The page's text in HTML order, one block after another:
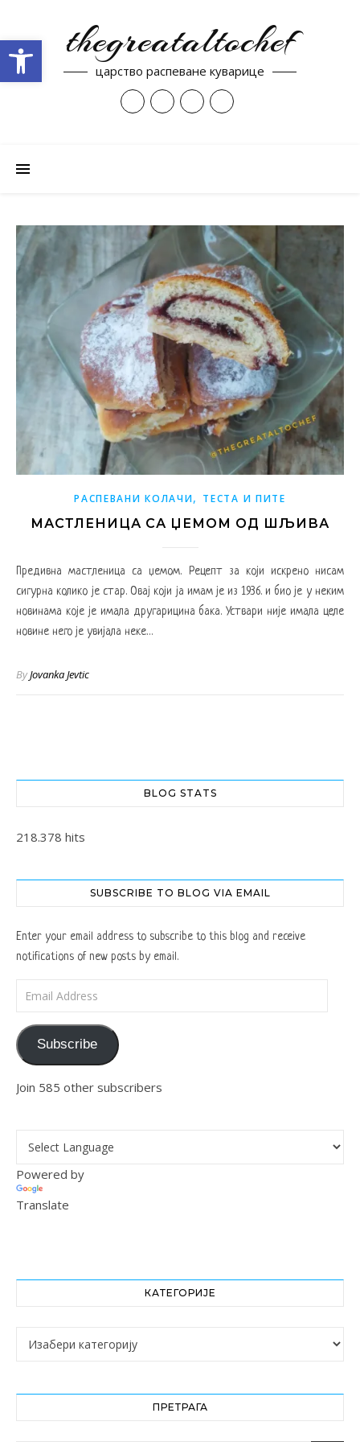
thegreataltochef
царство распеване куварице
РАСПЕВАНИ КОЛАЧИ, ТЕСТА И ПИТЕ
МАСТЛЕНИЦА СА ЏЕМОМ ОД ШЉИВА
Предивна мастленица са џемом. Рецепт за који искрено нисам
сигурна колико је стар. Овај који ја имам је из 1936. и био је у неким
новинама које је имала другарицина бака. Уствари није имала целе
новине него је увијала неке…
ByJovanka Jevtic
BLOG STATS
218.378 hits
SUBSCRIBE TO BLOG VIA EMAIL
Enter your email address to subscribe to this blog and receive
notifications of new posts by email.
Subscribe
Join 585 other subscribers
Powered by
Translate
КАТЕГОРИЈЕ
Категорије
ПРЕТРАГА
Open toolbar